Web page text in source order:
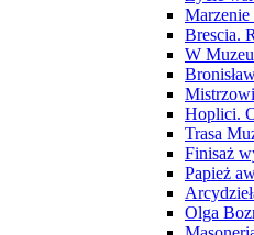
Brescia.
W
Hoplici.
Trasa
Finisaż
Papież
Olga